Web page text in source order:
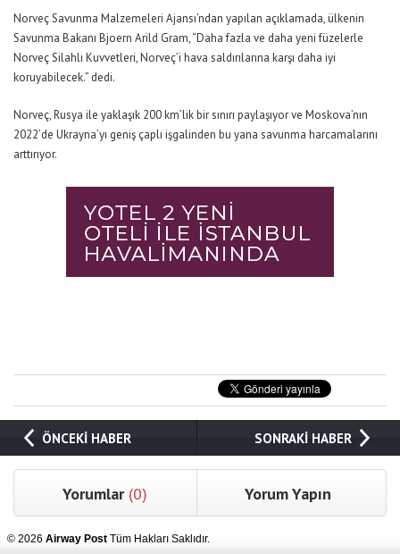
Norveç Savunma Malzemeleri Ajansı’ndan yapılan açıklamada, ülkenin
Savunma Bakanı Bjoern Arild Gram,“Daha fazla ve daha yeni füzelerle
Norveç Silahlı Kuvvetleri, Norveç’i hava saldırılarına karşı daha iyi
koruyabilecek.” dedi.
Norveç, Rusya ile yaklaşık 200 km’lik bir sınırı paylaşıyor ve Moskova’nın
2022’de Ukrayna’yı geniş çaplı işgalinden bu yana savunma harcamalarını
arttırıyor.
ÖNCEKİ HABER SONRAKİ HABER
Yorumlar (0) Yorum Yapın
© 2026 Airway Post Tüm Hakları Saklıdır.